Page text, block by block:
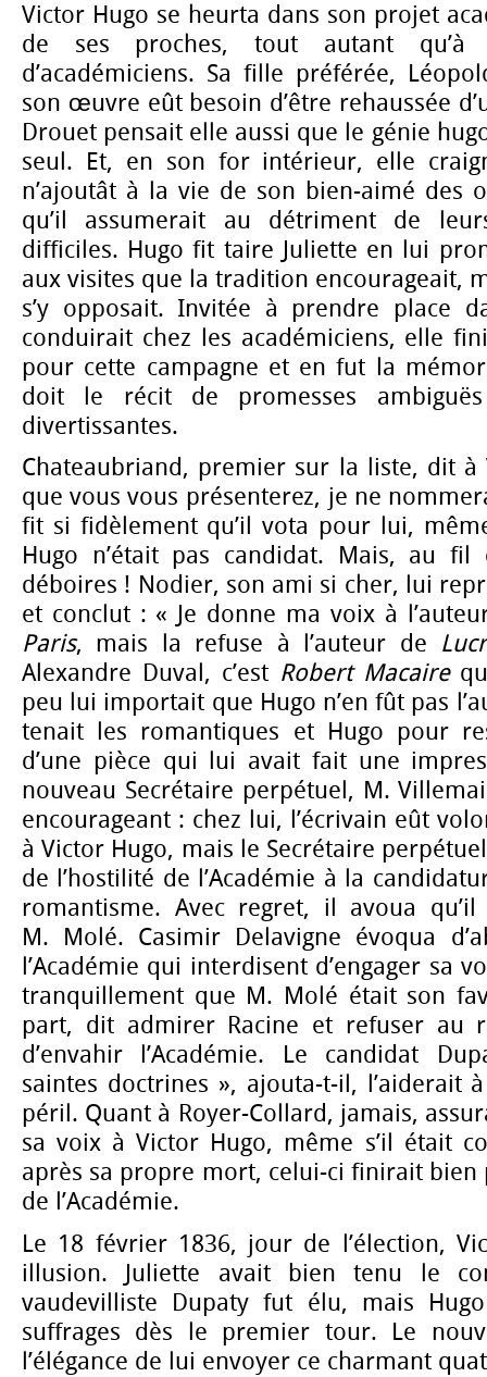
Victor Hugo se heurta dans son projet
de ses proches, tout autant qu’à
d’académiciens. Sa fille préférée,
son œuvre eût besoin d’être rehaussée
Drouet pensait elle aussi que le génie
seul. Et, en son for intérieur, elle
n’ajoutât à la vie de son bien-aimé des
qu’il assumerait au détriment de
difficiles. Hugo fit taire Juliette en lui
aux visites que la tradition encourageait,
s’y opposait. Invitée à prendre place
conduirait chez les académiciens, elle
pour cette campagne et en fut la
doit le récit de promesses
divertissantes.
Chateaubriand, premier sur la liste, dit à
que vous vous présenterez, je ne
fit si fidèlement qu’il vota pour lui,
Hugo n’était pas candidat. Mais, au
déboires ! Nodier, son ami si cher, lui
et conclut : « Je donne ma voix à
Paris, mais la refuse à l’auteur de
Alexandre Duval, c’est Robert Macaire
peu lui importait que Hugo n’en fût pas
tenait les romantiques et Hugo pour
d’une pièce qui lui avait fait une
nouveau Secrétaire perpétuel, M.
encourageant : chez lui, l’écrivain eût
à Victor Hugo, mais le Secrétaire
de l’hostilité de l’Académie à la
romantisme. Avec regret, il avoua
M. Molé. Casimir Delavigne évoqua
l’Académie qui interdisent d’engager sa
tranquillement que M. Molé était son
part, dit admirer Racine et refuser au
d’envahir l’Académie. Le candidat
saintes doctrines », ajouta-t-il, l’aiderait
péril. Quant à Royer-Collard, jamais,
sa voix à Victor Hugo, même s’il était
après sa propre mort, celui-ci finirait bien
de l’Académie.
Le 18 février 1836, jour de l’élection,
illusion. Juliette avait bien tenu le
vaudevilliste Dupaty fut élu, mais
suffrages dès le premier tour. Le
l’élégance de lui envoyer ce charmant